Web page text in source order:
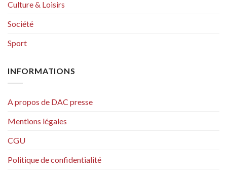
Culture & Loisirs
Société
Sport
INFORMATIONS
A propos de DAC presse
Mentions légales
CGU
Politique de confidentialité